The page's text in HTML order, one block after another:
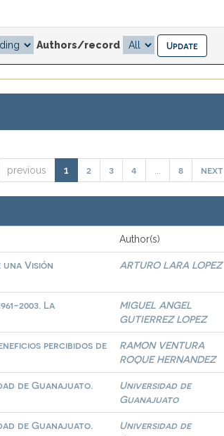
Authors/record
previous 1 2 3 4 8 next
Author(s)
Visión
ARTURO LARA LOPEZ
2003. La
MIGUEL ANGEL
GUTIERREZ LOPEZ
percibidos de
RAMON VENTURA
ROQUE HERNANDEZ
de Guanajuato.
Universidad de
Guanajuato
de Guanajuato.
Universidad de